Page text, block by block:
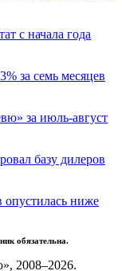
с начала года
за семь месяцев
за июль-август
базу дилеров
опустилась ниже
обязательна.
2008–2026.